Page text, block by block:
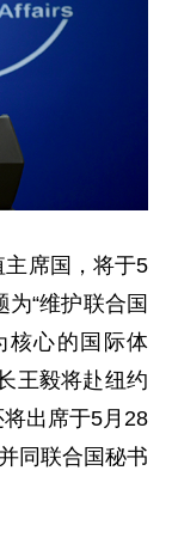
席国，将于5
“维护联合国
核心的国际体
王毅将赴纽约
出席于5月28
同联合国秘书